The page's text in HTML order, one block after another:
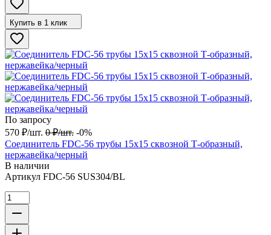
Купить в 1 клик
По запросу
570 ₽/шт. 0 ₽/шт. -0%
Соединитель FDC-56 трубы 15х15 сквозной Т-образный,
нержавейка/черный
В наличии
Артикул FDC-56 SUS304/BL